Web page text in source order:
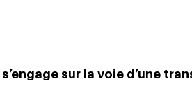
s’engage sur la voie d’une